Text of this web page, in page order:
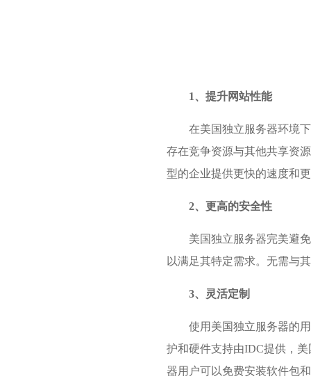
1、提升网站性能
在美国独立服务器环境
存在竞争资源与其他共享资
型的企业提供更快的速度和
2、更高的安全性
美国独立服务器完美避
以满足其特定需求。无需与
3、灵活定制
使用美国独立服务器的
护和硬件支持由IDC提供，
器用户可以免费安装软件包